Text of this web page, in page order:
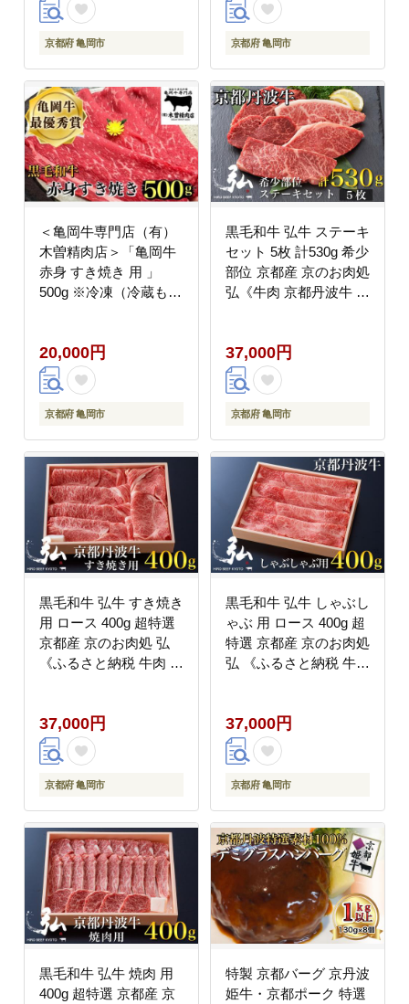
京都府 亀岡市 京都府 亀岡市
＜亀岡牛専門店（有）
木曽精肉店＞「亀岡牛
赤身 すき焼き 用 」
500g ※冷凍（冷蔵も指
水産大臣賞）受賞
20,000円
京都府 亀岡市
黒毛和牛 弘牛 ステーキ
セット 5枚 計530g 希少
部位 京都産 京のお肉処
弘《牛肉 京都丹波牛 ブ
イノミ ヒレ》 ※離島へ
の配送不可
37,000円
京都府 亀岡市
黒毛和牛 弘牛 すき焼き
用 ロース 400g 超特選
京都産 京のお肉処 弘
《ふるさと納税 牛肉 す
島への配送不可
37,000円
京都府 亀岡市
黒毛和牛 弘牛 しゃぶし
ゃぶ 用 ロース 400g 超
特選 京都産 京のお肉処
弘 《ふるさと納税 牛肉
配送不可
37,000円
京都府 亀岡市
黒毛和牛 弘牛 焼肉 用
400g 超特選 京都産 京
特製 京都バーグ 京丹波
姫牛・京都ポーク 特選